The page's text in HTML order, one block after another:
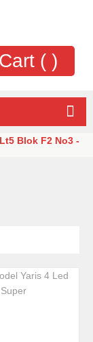
Cart ()
Blok F2 No3 -